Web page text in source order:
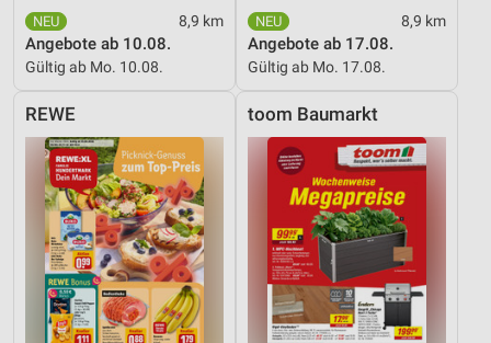
8,9 km
Angebote ab 10.08.
Gültig ab Mo. 10.08.
8,9 km
Angebote ab 17.08.
Gültig ab Mo. 17.08.
REWE toom Baumarkt